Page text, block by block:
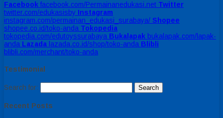
Facebook facebook.com/Permainanedukasi.net Twitter
twitter.com/edukasisby Instagram
instagram.com/permainan_edukasi_surabaya/ Shopee
shopee.co.id/toko-anda Tokopedia
tokopedia.com/edutoyssurabaya Bukalapak bukalapak.com/lapak-
anda Lazada lazada.co.id/shop/toko-anda Blibli
blibli.com/merchant/toko-anda
Testimonial
Search for:
Recent Posts